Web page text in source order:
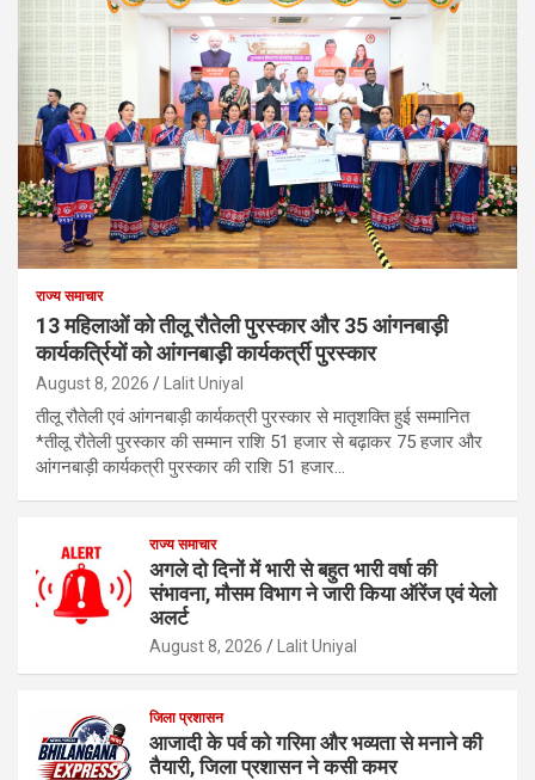
राज्य समाचार
13 महिलाओं को तीलू रौतेली पुरस्कार और 35 आंगनबाड़ी
कार्यकर्त्रियों को आंगनबाड़ी कार्यकर्त्री पुरस्कार
August 8, 2026 Lalit Uniyal
तीलू रौतेली एवं आंगनबाड़ी कार्यकत्री पुरस्कार से मातृशक्ति हुई सम्मानित
*तीलू रौतेली पुरस्कार की सम्मान राशि 51 हजार से बढ़ाकर 75 हजार और
आंगनबाड़ी कार्यकत्री पुरस्कार की राशि 51 हजार…
राज्य समाचार
अगले दो दिनों में भारी से बहुत भारी वर्षा की
संभावना, मौसम विभाग ने जारी किया ऑरेंज एवं येलो
अलर्ट
August 8, 2026 Lalit Uniyal
जिला प्रशासन
आजादी के पर्व को गरिमा और भव्यता से मनाने की
तैयारी, जिला प्रशासन ने कसी कमर